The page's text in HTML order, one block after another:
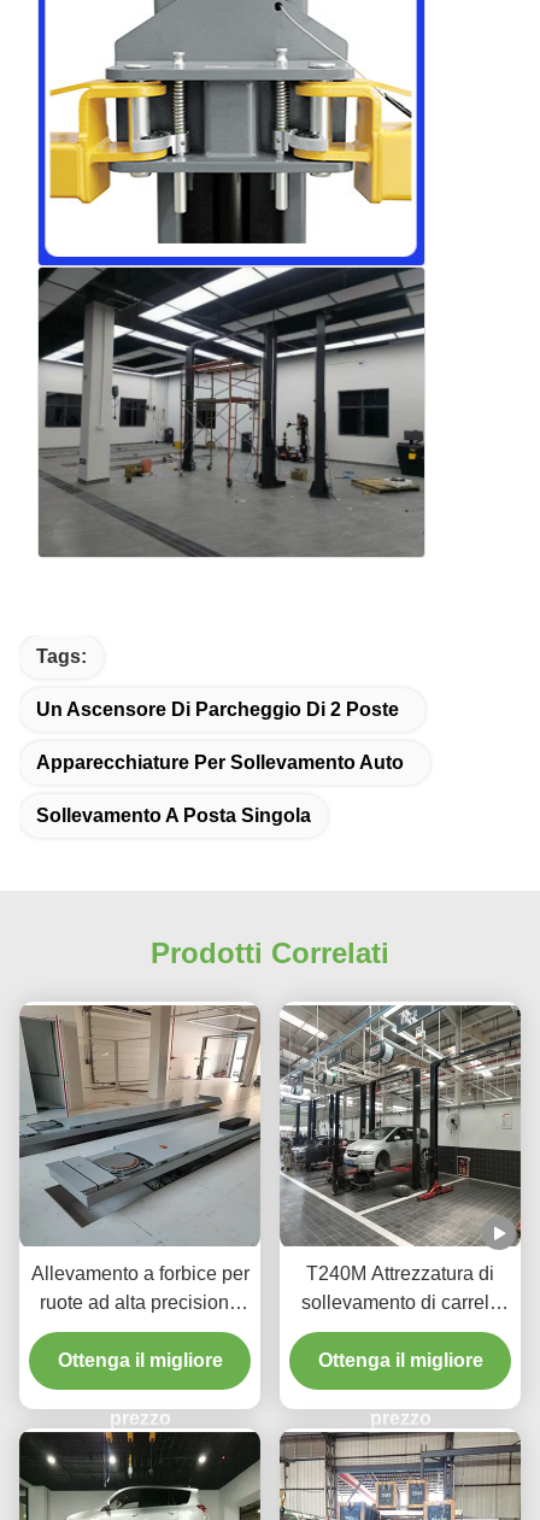
Tags:
Un Ascensore Di Parcheggio Di 2 Poste
Apparecchiature Per Sollevamento Auto
Sollevamento A Posta Singola
Prodotti Correlati
Allevamento a forbice per
ruote ad alta precisione
T400D 4000 kg Capacità
per laboratori
Ottenga il migliore
prezzo
T240M Attrezzatura di
sollevamento di carrelli
con due pali a grondaia
con tecnologia avanzata
di sollevamento
Ottenga il migliore
prezzo